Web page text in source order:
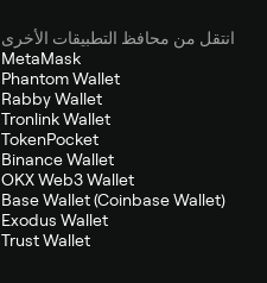
انتقل من محافظ التطبيقات الأخرى
MetaMask
Phantom Wallet
Rabby Wallet
Tronlink Wallet
TokenPocket
Binance Wallet
OKX Web3 Wallet
Base Wallet (Coinbase Wallet)
Exodus Wallet
Trust Wallet